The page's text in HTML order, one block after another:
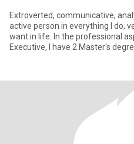
Extroverted, communicative,
active person in everything I do,
want in life. In the professional
Executive, I have 2 Master's